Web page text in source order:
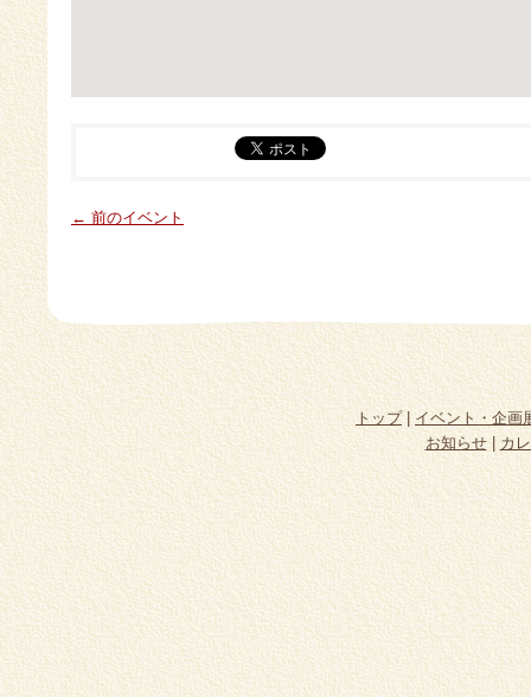
← 前のイベント
トップ|イベント・企画
お知らせ| カ